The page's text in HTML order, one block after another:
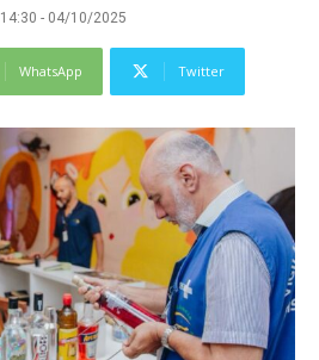
14:30 - 04/10/2025
WhatsApp Twitter